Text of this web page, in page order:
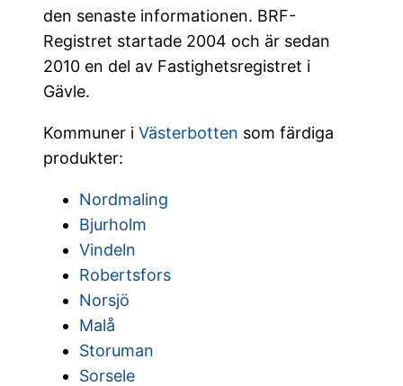
den senaste informationen. BRF-
Registret startade 2004 och är sedan
2010 en del av Fastighetsregistret i
Gävle.
Kommuner i Västerbotten som färdiga
produkter:
Nordmaling
Bjurholm
Vindeln
Robertsfors
Norsjö
Malå
Storuman
Sorsele